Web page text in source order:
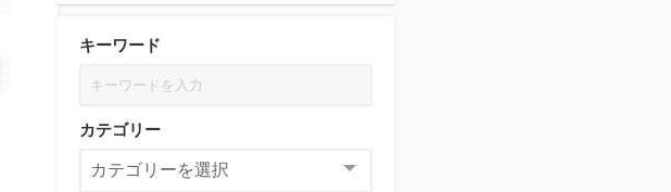
キーワード
カテゴリー